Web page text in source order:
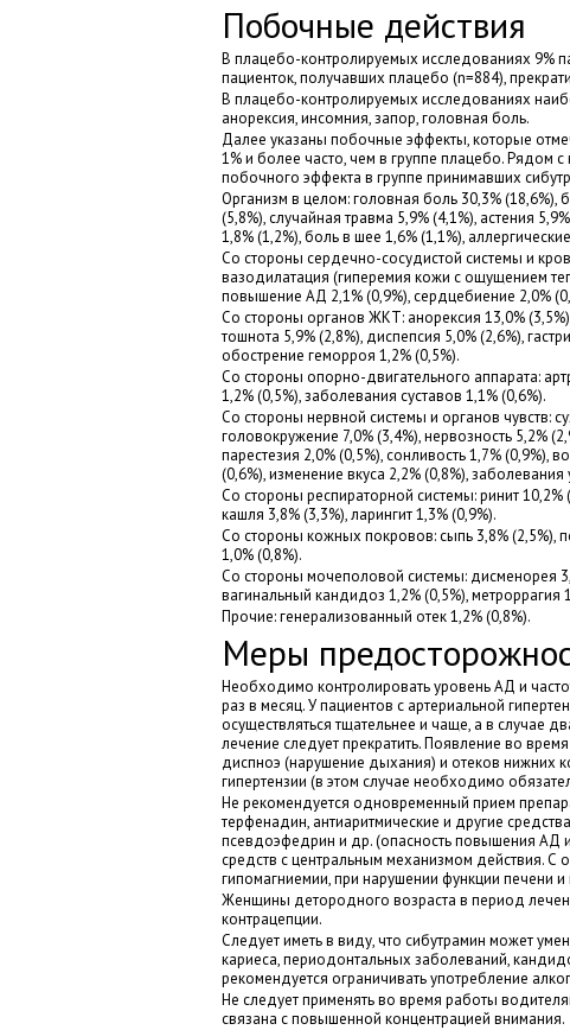
Побочные действия
В плацебо-контролируемых исследованиях 9%
пациенток, получавших плацебо (n=884),
В плацебо-контролируемых исследованиях
анорексия, инсомния, запор, головная боль.
Далее указаны побочные эффекты, которые
1% и более часто, чем в группе плацебо. Рядом
побочного эффекта в группе принимавших
Организм в целом: головная боль 30,3%
(5,8%), случайная травма 5,9% (4,1%), астения
1,8% (1,2%), боль в шее 1,6% (1,1%),
Со стороны сердечно-сосудистой системы и
вазодилатация (гиперемия кожи с ощущением
повышение АД 2,1% (0,9%), сердцебиение 2,0%
Со стороны органов ЖКТ: анорексия 13,0%
тошнота 5,9% (2,8%), диспепсия 5,0% (2,6%),
обострение геморроя 1,2% (0,5%).
Со стороны опорно-двигательного аппарата:
1,2% (0,5%), заболевания суставов 1,1% (0,6%).
Со стороны нервной системы и органов чувств:
головокружение 7,0% (3,4%), нервозность 5,2%
парестезия 2,0% (0,5%), сонливость 1,7% (0,9%),
(0,6%), изменение вкуса 2,2% (0,8%),
Со стороны респираторной системы: ринит 10,2%
кашля 3,8% (3,3%), ларингит 1,3% (0,9%).
Со стороны кожных покровов: сыпь 3,8% (2,5%),
1,0% (0,8%).
Со стороны мочеполовой системы: дисменорея
вагинальный кандидоз 1,2% (0,5%), метроррагия
Прочие: генерализованный отек 1,2% (0,8%).
Меры
Необходимо контролировать уровень АД и
раз в месяц. У пациентов с артериальной
осуществляться тщательнее и чаще, а в случае
лечение следует прекратить. Появление во
диспноэ (нарушение дыхания) и отеков нижних
гипертензии (в этом случае необходимо
Не рекомендуется одновременный прием
терфенадин, антиаритмические и другие
псевдоэфедрин и др. (опасность повышения АД
средств с центральным механизмом действия. С
гипомагниемии, при нарушении функции печени
Женщины детородного возраста в период
контрацепции.
Следует иметь в виду, что сибутрамин может
кариеса, периодонтальных заболеваний,
рекомендуется ограничивать употребление
Не следует применять во время работы
связана с повышенной концентрацией внимания.